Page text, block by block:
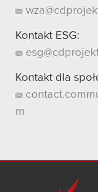
Kontakt ESG:
Kontakt dla
m